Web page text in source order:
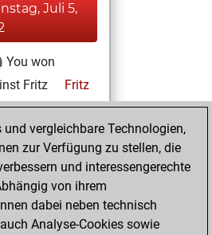
Juli 5,
You won
Fritz
Fritz
You achieved a
of 15
You achieved a
Elo of 1624
You created
Fritz account
und vergleichbare Technologien,
zur Verfügung zu stellen, die
und interessengerechte
von ihrem
dabei neben technisch
Analyse-Cookies sowie